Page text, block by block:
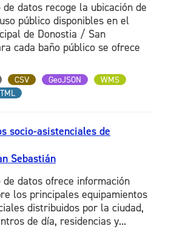
de datos recoge la ubicación de
público disponibles en el
de Donostia / San
cada baño público se ofrece
CSV GeoJSON
WMS
socio-asistenciales de
Sebastián
de datos ofrece información
los principales equipamientos
distribuidos por la ciudad,
de día, residencias y...